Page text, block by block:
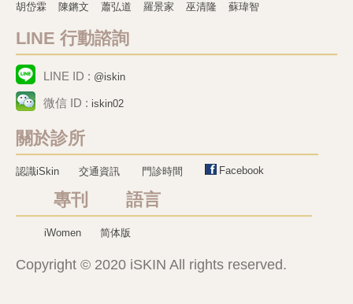
胡岱霖
陳鏘文 蕭弘道 羅景家 巫清隆 蘇瑋智
LINE 行動諮詢
LINE ID : @iskin
微信 ID : iskin02
關於診所
認識iSkin 交通資訊 門診時間 Facebook
專刊 語言
iWomen 简体版
Copyright © 2020 iSKIN All rights reserved.